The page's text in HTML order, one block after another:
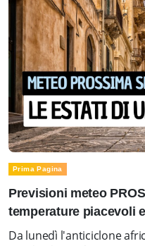
Prima Pagina
Previsioni meteo
temperature piacevoli
Da lunedì l'anticiclone